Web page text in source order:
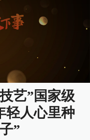
艺”国家级
轻人心里种
”